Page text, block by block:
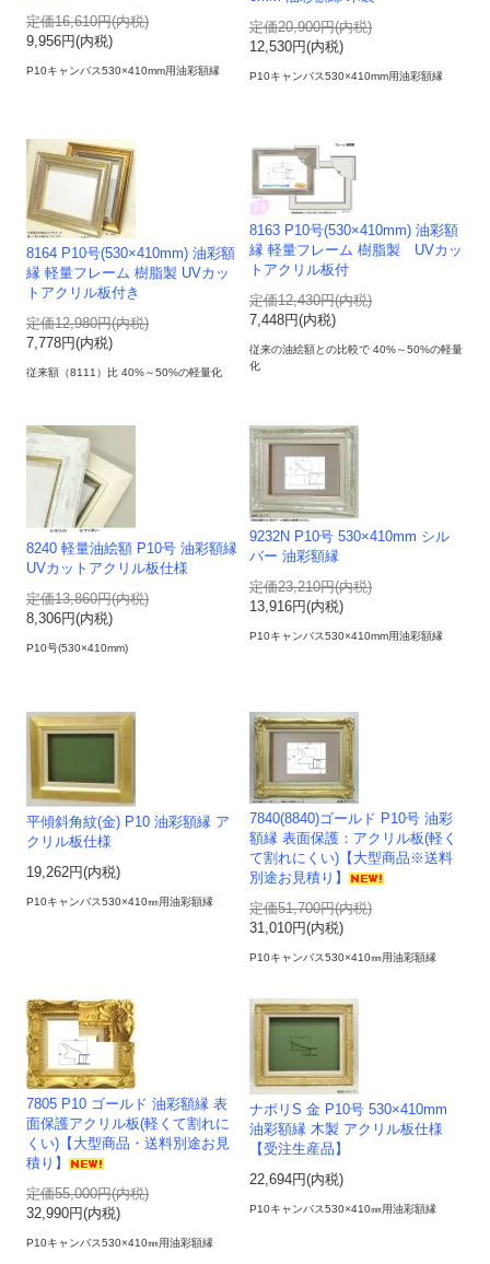
定価16,610円(内税)
9,956円(内税)
P10キャンバス530×410mm用油彩額縁
定価20,900円(内税)
12,530円(内税)
P10キャンバス530×410mm用油彩額縁
8164 P10号(530×410mm) 油彩額
縁 軽量フレーム 樹脂製 UVカッ
トアクリル板付き
定価12,980円(内税)
7,778円(内税)
従来額（8111）比 40%～50%の軽量化
8163 P10号(530×410mm) 油彩額
縁 軽量フレーム 樹脂製 UVカッ
トアクリル板付
定価12,430円(内税)
7,448円(内税)
従来の油絵額との比較で 40%～50%の軽量
化
8240 軽量油絵額 P10号 油彩額縁
UVカットアクリル板仕様
定価13,860円(内税)
8,306円(内税)
P10号(530×410mm)
9232N P10号 530×410mm シル
バー 油彩額縁
定価23,210円(内税)
13,916円(内税)
P10キャンバス530×410mm用油彩額縁
平傾斜角紋(金) P10 油彩額縁 ア
クリル板仕様
19,262円(内税)
P10キャンバス530×410㎜用油彩額縁
7840(8840)ゴールド P10号 油彩
額縁 表面保護：アクリル板(軽く
て割れにくい)【大型商品※送料
別途お見積り】
定価51,700円(内税)
31,010円(内税)
P10キャンバス530×410㎜用油彩額縁
7805 P10 ゴールド 油彩額縁 表
面保護アクリル板(軽くて割れに
くい)【大型商品・送料別途お見
積り】
定価55,000円(内税)
32,990円(内税)
P10キャンバス530×410㎜用油彩額縁
ナポリS 金 P10号 530×410mm
油彩額縁 木製 アクリル板仕様
【受注生産品】
22,694円(内税)
P10キャンバス530×410㎜用油彩額縁